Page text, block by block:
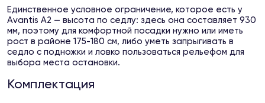
Единственное условное ограничение, которое есть у
Avantis A2 — высота по седлу: здесь она составляет 930
мм, поэтому для комфортной посадки нужно или иметь
рост в районе 175-180 см, либо уметь запрыгивать в
седло с подножки и ловко пользоваться рельефом для
выбора места остановки.
Комплектация